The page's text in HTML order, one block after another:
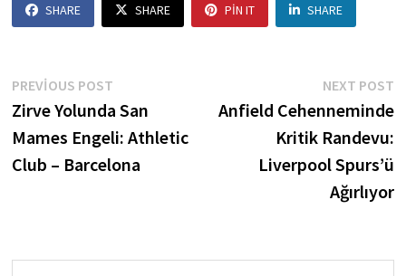
SHARE SHARE PIN IT SHARE
Yazı
gezinmesi
PREVIOUS POSTPrevious
post:
Zirve Yolunda San
Mames Engeli: Athletic
Club – Barcelona
NEXT POST
Anfield Cehenneminde
Kritik Randevu:
Liverpool Spurs’ü
Ağırlıyor